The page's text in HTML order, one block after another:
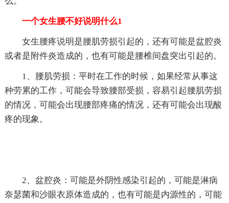
一个女生腰不好说明什么1
女生腰疼说明是腰肌劳损引起的，还有可能是盆腔炎
或者是附件炎造成的，也有可能是腰椎间盘突出引起的。
1、腰肌劳损：平时在工作的时候，如果经常从事这
种劳累的工作，可能会导致腰部受损，容易引起腰肌劳损
的情况，可能会出现腰部疼痛的情况，还有可能会出现酸
疼的现象。
2、盆腔炎：可能是外阴性感染引起的，可能是淋病
奈瑟菌和沙眼衣原体造成的，也有可能是内源性的，可能